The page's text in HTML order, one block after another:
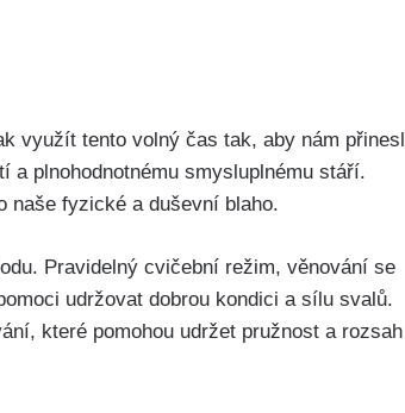
využít tento volný čas tak, aby nám přinesl
plnohodnotnému smysluplnému stáří.
naše fyzické a duševní blaho.
Pravidelný cvičební režim, věnování se
udržovat dobrou kondici a sílu svalů.
které pomohou udržet pružnost a rozsah